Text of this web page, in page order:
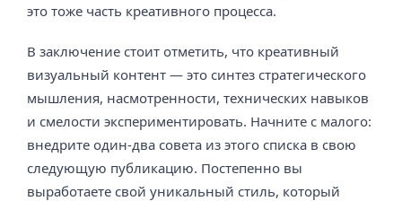
это тоже часть креативного процесса.
В заключение стоит отметить, что креативный
визуальный контент — это синтез стратегического
мышления, насмотренности, технических навыков
и смелости экспериментировать. Начните с малого:
внедрите один-два совета из этого списка в свою
следующую публикацию. Постепенно вы
выработаете свой уникальный стиль, который